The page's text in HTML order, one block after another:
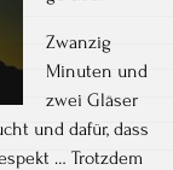
Zwanzig
Minuten und
zwei Gläser
und dafür, dass
… Trotzdem